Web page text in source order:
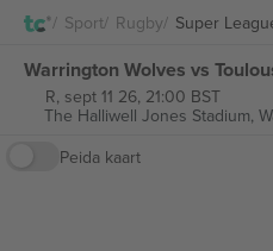
Sport Rugby Super
R, sept 11 26, 21:00 BST
The Halliwell Jones Stadium,
Peida kaart